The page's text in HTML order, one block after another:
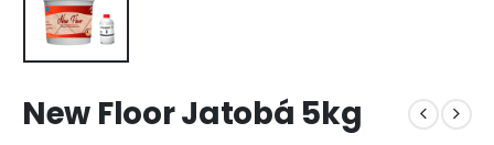
New Floor Jatobá 5kg